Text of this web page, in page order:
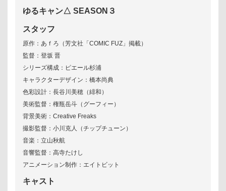
ゆるキャン△ SEASON３
スタッフ
原作：あｆろ（芳文社「COMIC FUZ」掲載）
監督：登坂 晋
シリーズ構成：ピエール杉浦
キャラクターデザイン：橋本尚典
色彩設計：長谷川美穂（緋和）
美術監督：権瓶岳斗（グーフィー）
背景美術：Creative Freaks
撮影監督：小川克人（チップチューン）
音楽：立山秋航
音響監督：高寺たけし
アニメーション制作：エイトビット
キャスト